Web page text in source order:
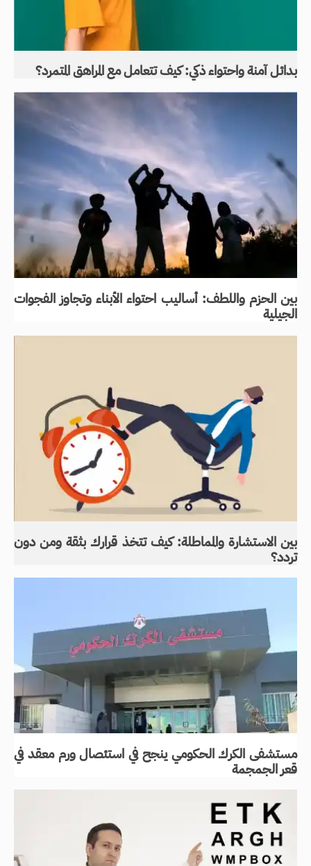
بدائل آمنة واحتواء ذكي: كيف تتعامل مع المراهق المتمرد؟
بين الحزم واللطف: أساليب احتواء الأبناء وتجاوز الفجوات
الجيلية
بين الاستشارة والمماطلة: كيف تتخذ قرارك بثقة ومن دون
تردد؟
مستشفى الكرك الحكومي ينجح في استئصال ورم معقد في
قعر الجمجمة